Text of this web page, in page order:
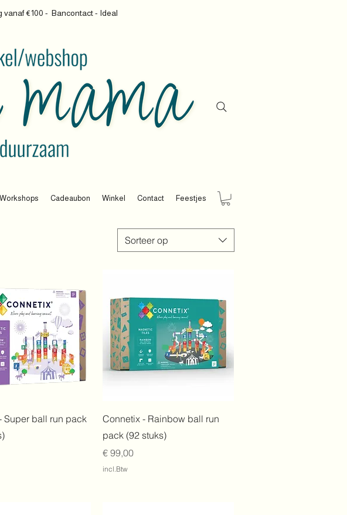
vanaf €100 - Bancontact - Ideal
Workshops Cadeaubon Winkel Contact Feestjes
Sorteer op
Snel overzicht
Super ball run pack
Snel overzicht
Connetix - Rainbow ball run
pack (92 stuks)
Prijs
€ 99,00
incl.Btw